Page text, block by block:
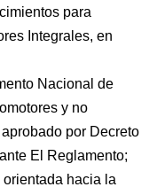
para
Integrales, en
Nacional de
y no
por Decreto
El Reglamento;
hacia la